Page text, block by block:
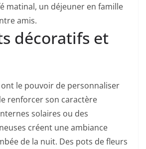
matinal, un déjeuner en famille
amis.
décoratifs et
ont le pouvoir de personnaliser
renforcer son caractère
solaires ou des
créent une ambiance
de la nuit. Des pots de fleurs